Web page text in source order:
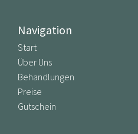
Navigation
Start
Über Uns
Behandlungen
Preise
Gutschein